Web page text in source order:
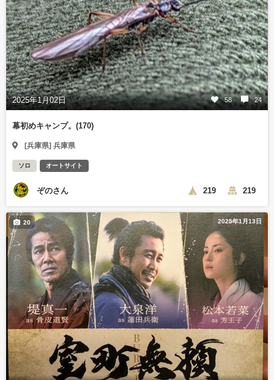
2025年1月02日 58 24
幕初めキャンプ。(170)
[兵庫県] 兵庫県
ソロ オートサイト
ぞのさん 219 219
2025年1月13日
20